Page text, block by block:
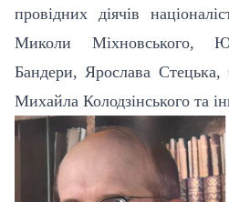
провідних діячів
Миколи Міхновського,
Бандери, Ярослава Стецька,
Михайла Колодзінського та